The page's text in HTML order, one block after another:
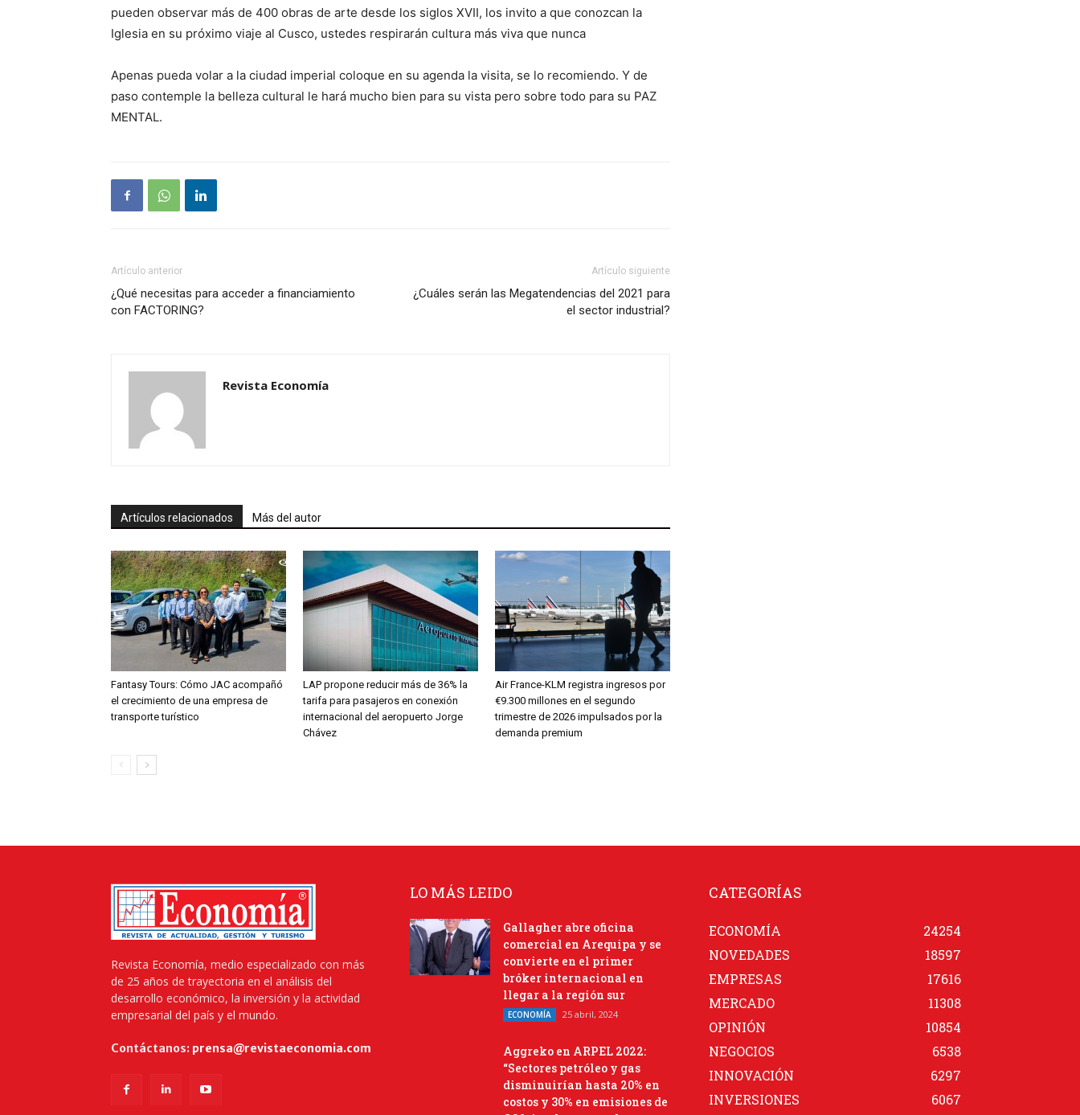
pueden observar más de 400 obras de arte desde los siglos XVII, los invito a que conozcan la
Iglesia en su próximo viaje al Cusco, ustedes respirarán cultura más viva que nunca
Apenas pueda volar a la ciudad imperial coloque en su agenda la visita, se lo recomiendo. Y de
paso contemple la belleza cultural le hará mucho bien para su vista pero sobre todo para su PAZ
MENTAL.
Artículo anterior
¿Qué necesitas para acceder a financiamiento
con FACTORING?
Artículo siguiente
¿Cuáles serán las Megatendencias del 2021 para
el sector industrial?
Revista Economía
Artículos relacionados Más del autor
Fantasy Tours: Cómo JAC acompañó
el crecimiento de una empresa de
transporte turístico
LAP propone reducir más de 36% la
tarifa para pasajeros en conexión
internacional del aeropuerto Jorge
Chávez
Air France-KLM registra ingresos por
€9.300 millones en el segundo
trimestre de 2026 impulsados por la
demanda premium
Revista Economía, medio especializado con más
de 25 años de trayectoria en el análisis del
desarrollo económico, la inversión y la actividad
empresarial del país y el mundo.
Contáctanos: prensa@revistaeconomia.com
LO MÁS LEIDO
Gallagher abre oficina
comercial en Arequipa y se
convierte en el primer
bróker internacional en
llegar a la región sur
ECONOMÍA 25 abril, 2024
Aggreko en ARPEL 2022:
“Sectores petróleo y gas
disminuirían hasta 20% en
costos y 30% en emisiones de
CATEGORÍAS
ECONOMÍA
24254
NOVEDADES
18597
EMPRESAS
17616
MERCADO
11308
OPINIÓN
10854
NEGOCIOS
6538
INNOVACIÓN
6297
INVERSIONES
6067